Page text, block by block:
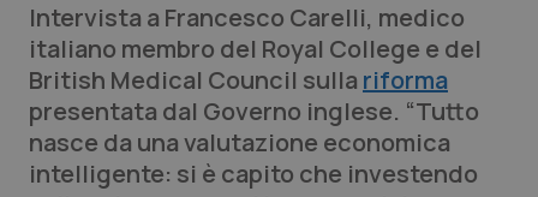
Edizioni Regionali
QS Pro
Professionisti Sanitari.AI
Intervista a Francesco Carelli, medico
italiano membro del Royal College e del
British Medical Council sulla riforma
presentata dal Governo inglese. “Tutto
nasce da una valutazione economica
intelligente: si è capito che investendo